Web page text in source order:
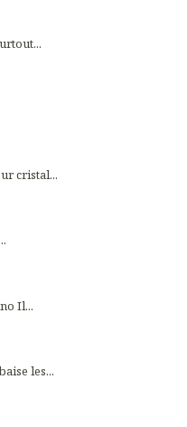
cristal...
Il...
les...